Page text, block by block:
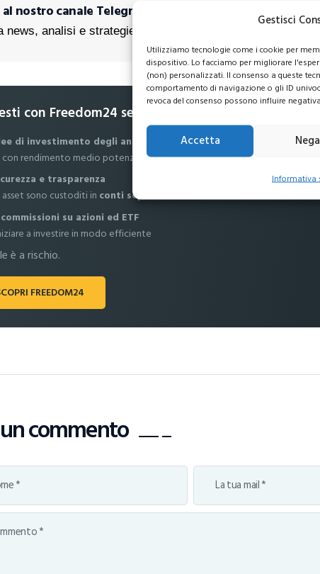
Gestisci
Utilizziamo tecnologie come i cookie per
dispositivo. Lo facciamo per migliorare
(non) personalizzati. Il consenso a queste
comportamento di navigazione o gli ID
revoca del consenso possono influire
Accetta Nega
Informativa
nostro canale Telegram!
news, analisi e strategie esclusive per i tuoi investimenti
con Freedom24 senza commissioni
di investimento degli analisti
rendimento medio potenziale fino al16%
e trasparenza
sono custoditi in conti separati
su azioni ed ETF
a investire in modo efficiente
è a rischio.
FREEDOM24
commento